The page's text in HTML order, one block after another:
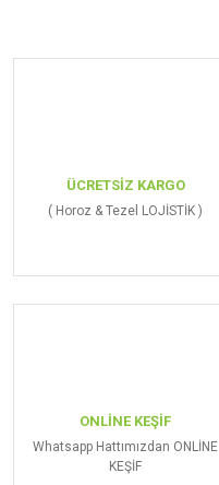
ÜCRETSİZ KARGO
( Horoz & Tezel LOJİSTİK )
ONLİNE KEŞİF
Whatsapp Hattımızdan ONLİNE
KEŞİF